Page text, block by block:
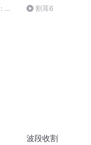
从
割耳6
波段收割